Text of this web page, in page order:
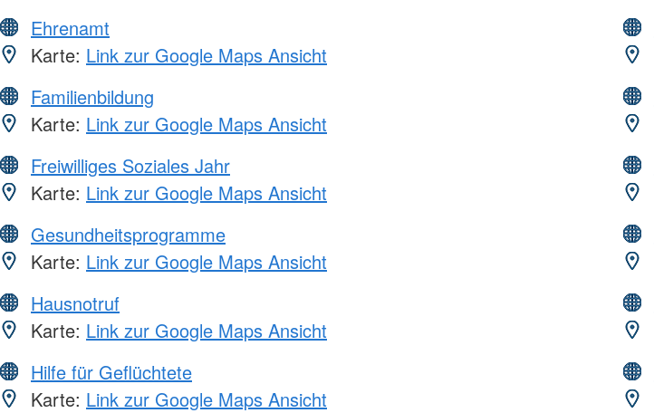
Ehrenamt
Karte: Link zur Google Maps Ansicht
Familienbildung
Karte: Link zur Google Maps Ansicht
Freiwilliges Soziales Jahr
Karte: Link zur Google Maps Ansicht
Gesundheitsprogramme
Karte: Link zur Google Maps Ansicht
Hausnotruf
Karte: Link zur Google Maps Ansicht
Hilfe für Geflüchtete
Karte: Link zur Google Maps Ansicht